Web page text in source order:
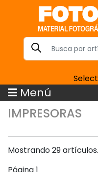
Menú
IMPRESORAS
Mostrando 29
Página 1